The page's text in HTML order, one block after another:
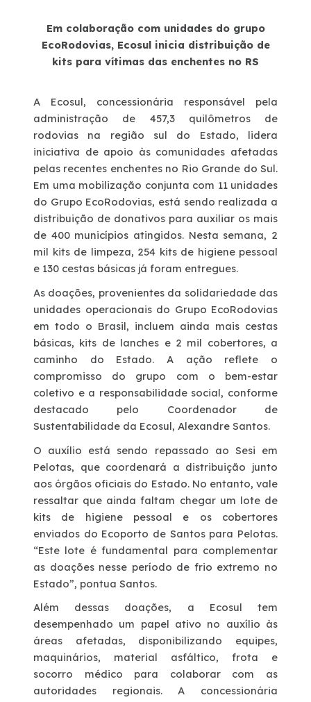
Certificações
Atendimento
Deficiente Auditivo e de Fala
Fale Conosco
Dúvidas
Fornecedores
Trabalhe Conosco
Ouvidoria
WhatsApp
Em colaboração com unidades do grupo
EcoRodovias, Ecosul inicia distribuição de
kits para vítimas das enchentes no RS
A Ecosul, concessionária responsável pela
administração de 457,3 quilômetros de
rodovias na região sul do Estado, lidera
iniciativa de apoio às comunidades afetadas
pelas recentes enchentes no Rio Grande do Sul.
Em uma mobilização conjunta com 11 unidades
do Grupo EcoRodovias, está sendo realizada a
distribuição de donativos para auxiliar os mais
de 400 municípios atingidos. Nesta semana, 2
mil kits de limpeza, 254 kits de higiene pessoal
e 130 cestas básicas já foram entregues.
As doações, provenientes da solidariedade das
unidades operacionais do Grupo EcoRodovias
em todo o Brasil, incluem ainda mais cestas
básicas, kits de lanches e 2 mil cobertores, a
caminho do Estado. A ação reflete o
compromisso do grupo com o bem-estar
coletivo e a responsabilidade social, conforme
destacado pelo Coordenador de
Sustentabilidade da Ecosul, Alexandre Santos.
O auxílio está sendo repassado ao Sesi em
Pelotas, que coordenará a distribuição junto
aos órgãos oficiais do Estado. No entanto, vale
ressaltar que ainda faltam chegar um lote de
kits de higiene pessoal e os cobertores
enviados do Ecoporto de Santos para Pelotas.
“Este lote é fundamental para complementar
as doações nesse período de frio extremo no
Estado”, pontua Santos.
Além dessas doações, a Ecosul tem
desempenhado um papel ativo no auxílio às
áreas afetadas, disponibilizando equipes,
maquinários, material asfáltico, frota e
socorro médico para colaborar com as
autoridades regionais. A concessionária